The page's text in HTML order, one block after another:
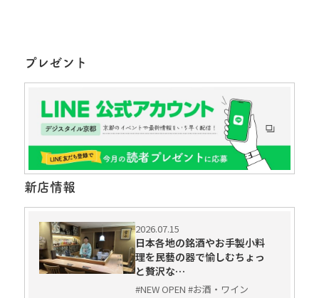
プレゼント
新店情報
2026.07.15
日本各地の銘酒やお手製小料
理を民藝の器で愉しむちょっ
と贅沢な…
#NEW OPEN #お酒・ワイン